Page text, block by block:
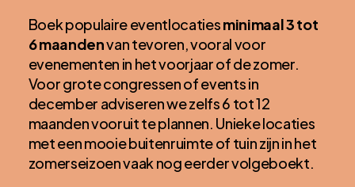
Boek populaire eventlocatiesminimaal 3 tot
6 maandenvan tevoren, vooral voor
evenementen in het voorjaar of de zomer.
Voor grote congressen of events in
december adviseren we zelfs 6 tot 12
maanden vooruit te plannen. Unieke locaties
met een mooie buitenruimte of tuin zijn in het
zomerseizoen vaak nog eerder volgeboekt.